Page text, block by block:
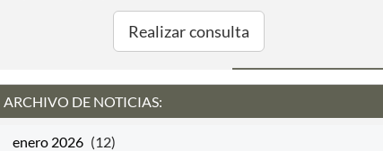
Realizar consulta
ARCHIVO DE NOTICIAS:
enero 2026 (12)